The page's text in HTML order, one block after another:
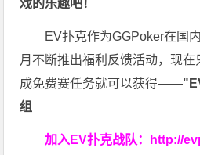
戏的乐趣吧！
EV扑克作为GGPoker在国
月不断推出福利反馈活动，现
成免费赛任务就可以获得——
组
加入EV扑克战队： http://